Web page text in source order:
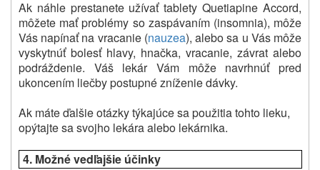
Ak náhle prestanete užívať tablety Quetiapine Accord,
môžete mať problémy so zaspávaním (insomnia), môže
Vás napínať na vracanie (nauzea), alebo sa u Vás môže
vyskytnúť bolesť hlavy, hnačka, vracanie, závrat alebo
podráždenie.
Váš lekár Vám môže navrhnúť pred
ukoncením liečby postupné zníženie dávky.
Ak máte ďalšie otázky týkajúce sa použitia tohto lieku,
opýtajte sa svojho lekára alebo lekárnika.
4. Možné vedľajšie účinky